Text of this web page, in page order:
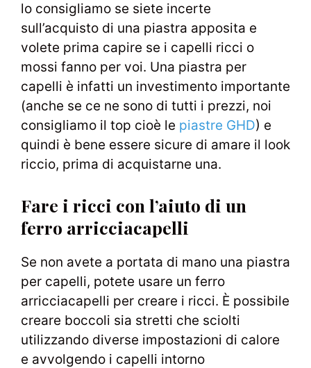
lo consigliamo se siete incerte
sull’acquisto di una piastra apposita e
volete prima capire se i capelli ricci o
mossi fanno per voi. Una piastra per
capelli è infatti un investimento importante
(anche se ce ne sono di tutti i prezzi, noi
consigliamo il top cioè le piastre GHD) e
quindi è bene essere sicure di amare il look
riccio, prima di acquistarne una.
Fare i ricci con l’aiuto di un
ferro arricciacapelli
Se non avete a portata di mano una piastra
per capelli, potete usare un ferro
arricciacapelli per creare i ricci. È possibile
creare boccoli sia stretti che sciolti
utilizzando diverse impostazioni di calore
e avvolgendo i capelli intorno